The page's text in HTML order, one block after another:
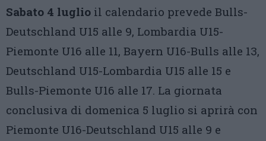
Sabato 4 luglio il calendario prevede Bulls-
Deutschland U15 alle 9, Lombardia U15-
Piemonte U16 alle 11, Bayern U16-Bulls alle 13,
Deutschland U15-Lombardia U15 alle 15 e
Bulls-Piemonte U16 alle 17. La giornata
conclusiva di domenica 5 luglio si aprirà con
Piemonte U16-Deutschland U15 alle 9 e